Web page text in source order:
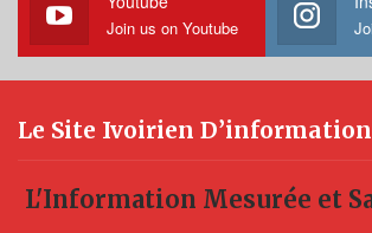
Join us on Youtube
Le Site Ivoirien
L'Information Mesurée et